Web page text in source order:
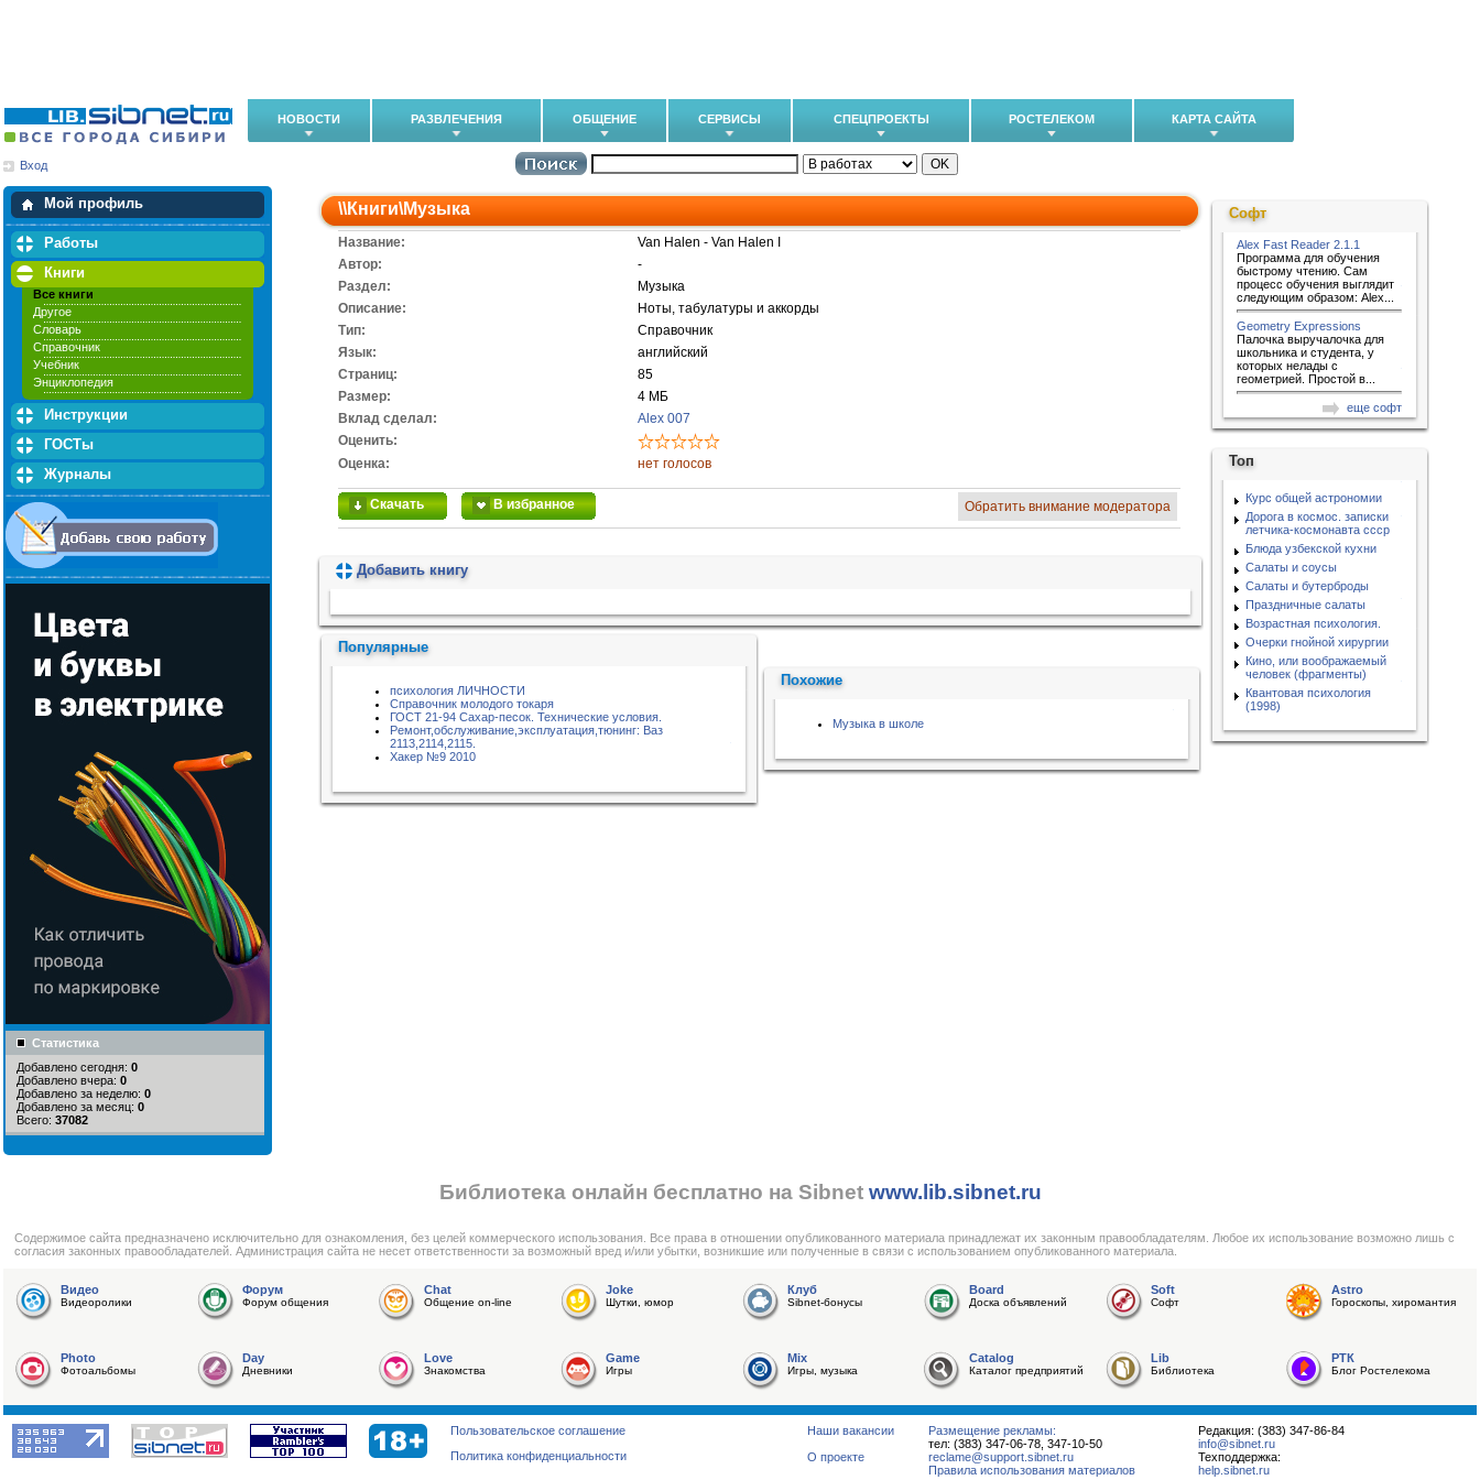
НОВОСТИ РАЗВЛЕЧЕНИЯ ОБЩЕНИЕ СЕРВИСЫ СПЕЦПРОЕКТЫ РОСТЕЛЕКОМ КАРТА САЙТА
Вход
Мой профиль
Мои закладки
Работы
Книги
Все книги
Другое
Словарь
Справочник
Учебник
Энциклопедия
Инструкции
ГОСТы
Журналы
Статистика
Добавлено сегодня: 0
Добавлено вчера: 0
Добавлено за неделю: 0
Добавлено за месяц: 0
Всего: 37082
\\Книги\Музыка
Название:
Van Halen - Van Halen I
Автор:
-
Раздел:
Музыка
Описание:
Ноты, табулатуры и аккорды
Тип:
Справочник
Язык:
английский
Cтраниц:
85
Размер:
4 МБ
Вклад сделал:
Alex 007
Оценить:
Оценка:
нет голосов
Скачать В избранное Обратить внимание модератора
Добавить книгу
Популярные
психология ЛИЧНОСТИ
Справочник молодого токаря
ГОСТ 21-94 Сахар-песок. Технические условия.
Ремонт,обслуживание,эксплуатация,тюнинг: Ваз
2113,2114,2115.
Хакер №9 2010
Похожие
Музыка в школе
Софт
Alex Fast Reader 2.1.1
Программа для обучения
быстрому чтению. Сам
процесс обучения выглядит
следующим образом: Alex...
Geometry Expressions
Палочка выручалочка для
школьника и студента, у
которых нелады с
геометрией. Простой в...
еще софт
Топ
Курс общей астрономии
Дорога в космос. записки
летчика-космонавта ссср
Блюда узбекской кухни
Салаты и соусы
Салаты и бутерброды
Праздничные салаты
Возрастная психология.
Очерки гнойной хирургии
Кино, или воображаемый
человек (фрагменты)
Квантовая психология
(1998)
Библиотека онлайн бесплатно на Sibnet www.lib.sibnet.ru
Cодержимое сайта предназначено исключительно для ознакомления, без целей коммерческого использования. Все права в отношении опубликованного материала принадлежат их законным правообладателям. Любое их использование возможно лишь с
согласия законных правообладателей. Администрация сайта не несет ответственности за возможный вред и/или убытки, возникшие или полученные в связи с использованием опубликованного материала.
Видео
Видеоролики
Форум
Форум общения
Chat
Общение on-line
Joke
Шутки, юмор
Клуб
Sibnet-бонусы
Board
Доска объявлений
Soft
Софт
Astro
Гороскопы, хиромантия
Photo
Фотоальбомы
Day
Дневники
Love
Знакомства
Game
Игры
Mix
Игры, музыка
Catalog
Каталог предприятий
Lib
Библиотека
РТК
Блог Ростелекома
Редакция: (383) 347-86-84
info@sibnet.ru
Техподдержка:
help.sibnet.ru
Размещение рекламы:
тел: (383) 347-06-78, 347-10-50
reclame@support.sibnet.ru
Правила использования материалов
Наши вакансии
О проекте
Пользовательское соглашение
Политика конфиденциальности